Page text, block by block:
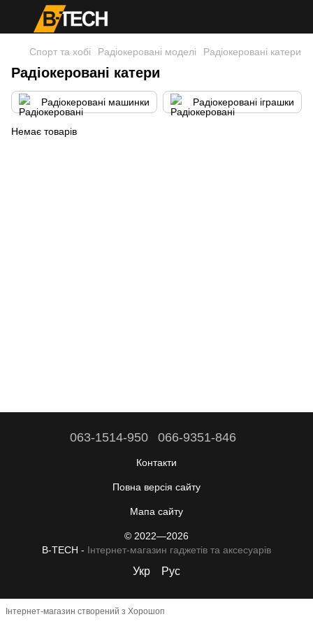
Спорт та хобі Радіокеровані моделі Радіокеровані катери
Радіокеровані катери
Радіокеровані машинки Радіокеровані іграшки
Немає товарів
063-1514-950 066-9351-846
Контакти
Повна версія сайту
Мапа сайту
© 2022—2026
B-TECH - Інтернет-магазин гаджетів та аксесуарів
Укр Рус
Інтернет-магазин створений з Хорошоп